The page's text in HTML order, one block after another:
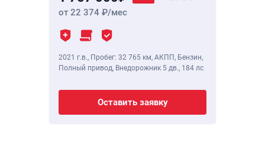
от 22 374 /мес
2021 г.в., Пробег: 32 765 км, АКПП, Бензин,
Полный привод, Внедорожник 5 дв., 184 лс
Оставить заявку